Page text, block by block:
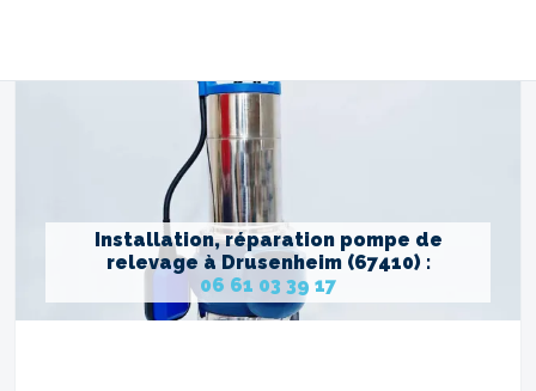
Installation, réparation pompe de
relevage à Drusenheim (67410) :
06 61 03 39 17